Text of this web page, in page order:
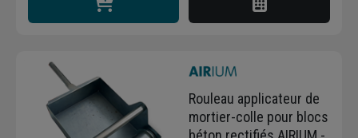
Rouleau applicateur de
mortier-colle pour blocs